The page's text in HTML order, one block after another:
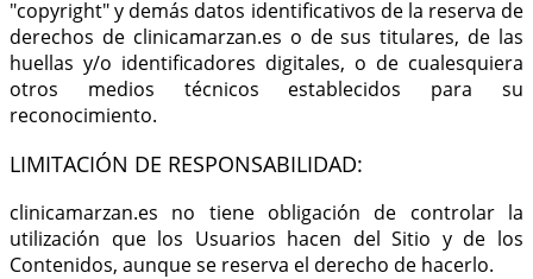
"copyright" y demás datos identificativos de la reserva de
derechos de clinicamarzan.es o de sus titulares, de las
huellas y/o identificadores digitales, o de cualesquiera
otros medios técnicos establecidos para su
reconocimiento.
LIMITACIÓN DE RESPONSABILIDAD:
clinicamarzan.es no tiene obligación de controlar la
utilización que los Usuarios hacen del Sitio y de los
Contenidos, aunque se reserva el derecho de hacerlo.